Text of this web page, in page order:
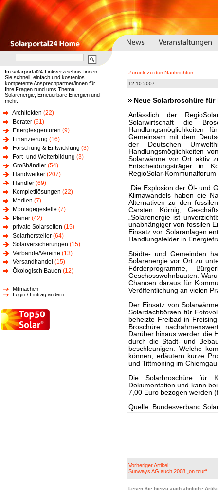
Im solarportal24-Linkverzeichnis finden
Sie schnell, einfach und kostenlos
kompetente Ansprechpartner/innen für
Ihre Fragen rund ums Thema
Solarenergie, Erneuerbare Energien und
mehr.
Architekten (22)
Berater (61)
Energieagenturen (9)
Finanzierung (16)
Forschung & Entwicklung (3)
Fort- und Weiterbildung (3)
Großhändler (54)
Handwerker (207)
Händler (69)
Komplettlösungen (22)
Medien (7)
Montagegestelle (7)
Planer (42)
private Solarseiten (15)
Solarhersteller (64)
Solarversicherungen (15)
Verbände/Vereine (13)
Versandhandel (15)
Ökologisch Bauen (12)
Mitmachen
Login / Eintrag ändern
Zurück zu den Nachrichten...
12.10.2007
Neue Solarbroschüre
Anlässlich der
Solarwirtschaft die
Handlungsmöglichkeiten
Gemeinsam mit dem
der Deutschen
Handlungsmöglichkeiten
Solarwärme vor Ort aktiv
Entscheidungsträger in
RegioSolar-
„Die Explosion der Öl- und
Klimawandels haben die
Alternativen zu den
Carsten Körnig,
„Solarenergie ist
unabhängiger von fossilen
Einsatz von Solaranlagen
Handlungsfelder in
Städte- und Gemeinden
Solarenergie vor Ort zu
Förderprogramme,
Geschosswohnbauten.
Chancen daraus für
Veröffentlichung an vielen
Der Einsatz von
Solardachbörsen für
beheizte Freibad in
Broschüre
Darüber hinaus werden die
durch die Stadt- und
beschleunigen. Welche
können, erläutern kurze
und Tittmoning im
Die Solarbroschüre für
Dokumentation und kann
7,00 Euro bezogen werden
Quelle: Bundesverband
Vorheriger Artikel:
Sunways AG auch 2008 „on tour“
Lesen Sie hierzu auch ähnliche